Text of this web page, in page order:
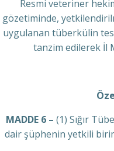
Resmi veteriner
gözetiminde,
uygulanan tüberkülin
tanzim edilerek İl
MADDE 6 – (1) Sığır
dair şüphenin yetkili